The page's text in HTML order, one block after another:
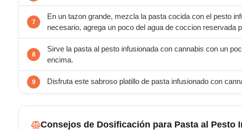
En un tazon grande, mezcla la pasta cocida con el pesto
necesario, agrega un poco del agua de coccion reservada
Sirve la pasta al pesto infusionada con cannabis con un
encima.
Disfruta este sabroso platillo de pasta infusionado con
Consejos de Dosificación para Pasta al Pesto